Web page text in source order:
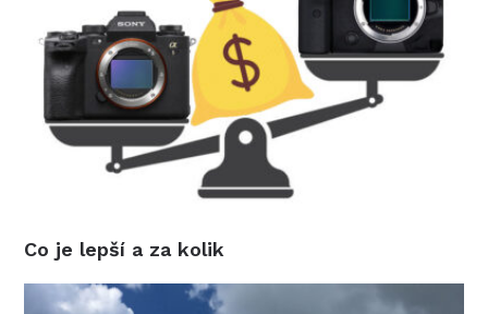
Co je lepší a za kolik